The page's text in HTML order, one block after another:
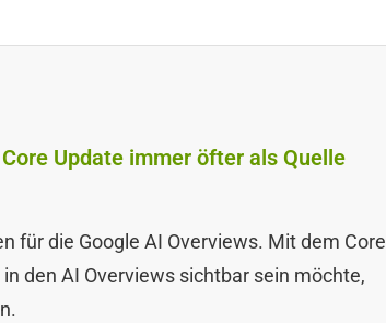
Update immer öfter als Quelle
für die Google AI Overviews. Mit dem Core
den AI Overviews sichtbar sein möchte,